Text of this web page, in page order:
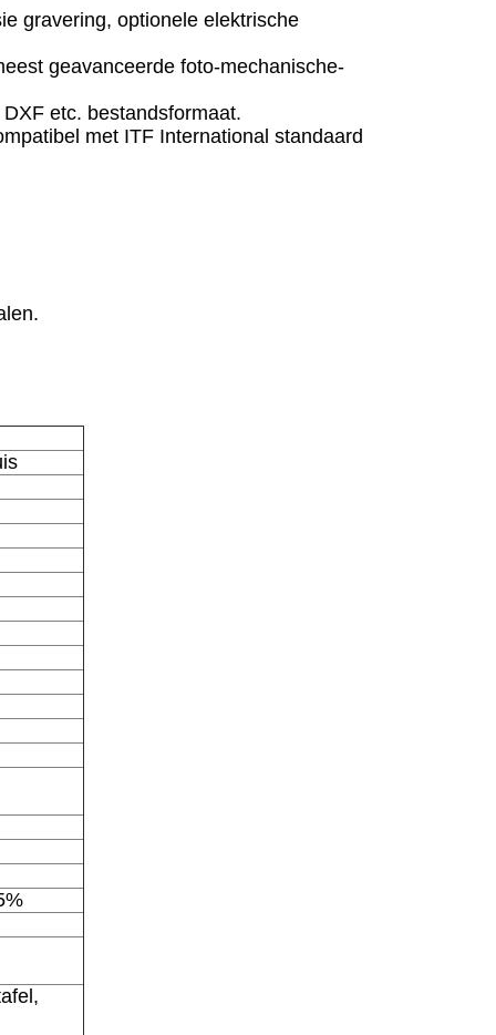
gravering, optionele elektrische
geavanceerde foto-mechanische-
etc. bestandsformaat.
met ITF International standaard